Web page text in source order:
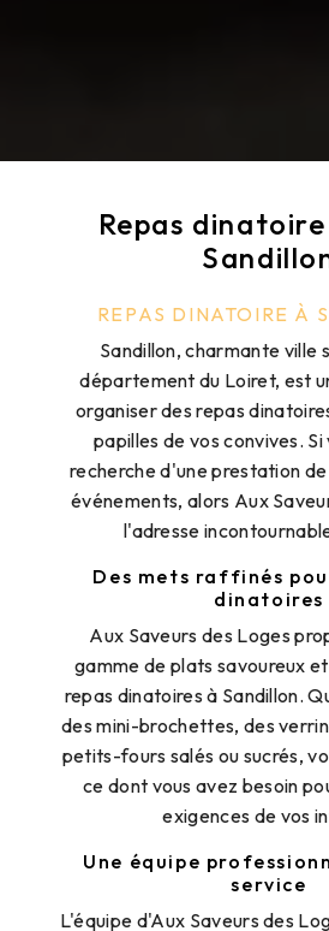
Repas
REPAS DINATOIRE À
Sandillon, charmante ville
département du Loiret, est
organiser des repas
papilles de vos convives.
recherche d'une prestation
événements, alors Aux
l'adresse
Des mets raffinés
dinatoires
Aux Saveurs des Loges
gamme de plats savoureux
repas dinatoires à Sandillon.
des mini-brochettes, des
petits-fours salés ou sucrés,
ce dont vous avez besoin
exigences de vos
Une équipe
service
L'équipe d'Aux Saveurs des